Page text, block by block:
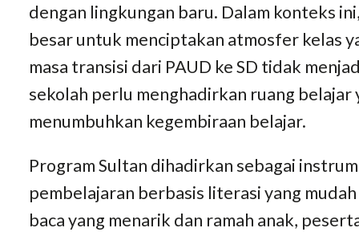
dengan lingkungan baru. Dalam konteks
besar untuk menciptakan atmosfer kelas
masa transisi dari PAUD ke SD tidak
sekolah perlu menghadirkan ruang belajar
menumbuhkan kegembiraan belajar.
Program Sultan dihadirkan sebagai
pembelajaran berbasis literasi yang
baca yang menarik dan ramah anak,